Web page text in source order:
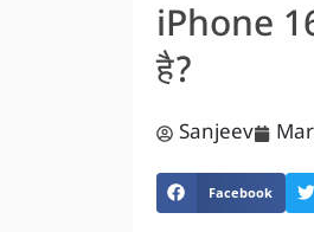
iPhone
है?
Sanjeev
Facebook